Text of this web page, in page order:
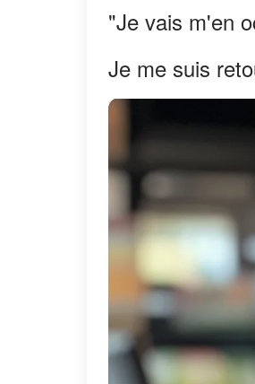
"Je vais m'en
Je me suis